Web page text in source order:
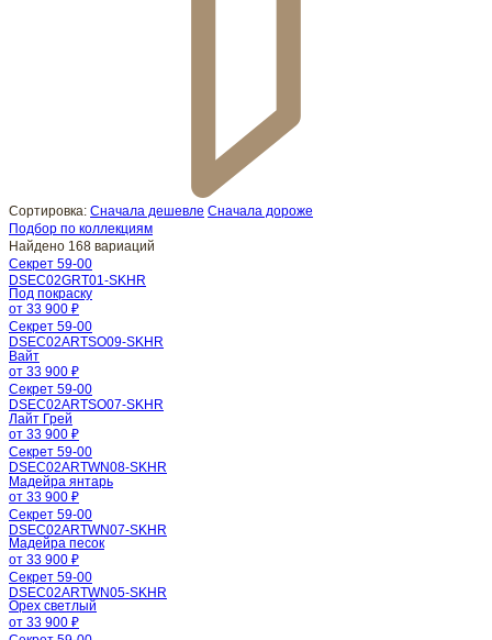
Сортировка: Сначала дешевле Сначала дороже
Подбор по коллекциям
Найдено 168 вариаций
Секрет 59-00
DSEC02GRT01-SKHR
Под покраску
от 33 900 ₽
Секрет 59-00
DSEC02ARTSO09-SKHR
Вайт
от 33 900 ₽
Секрет 59-00
DSEC02ARTSO07-SKHR
Лайт Грей
от 33 900 ₽
Секрет 59-00
DSEC02ARTWN08-SKHR
Мадейра янтарь
от 33 900 ₽
Секрет 59-00
DSEC02ARTWN07-SKHR
Мадейра песок
от 33 900 ₽
Секрет 59-00
DSEC02ARTWN05-SKHR
Орех светлый
от 33 900 ₽